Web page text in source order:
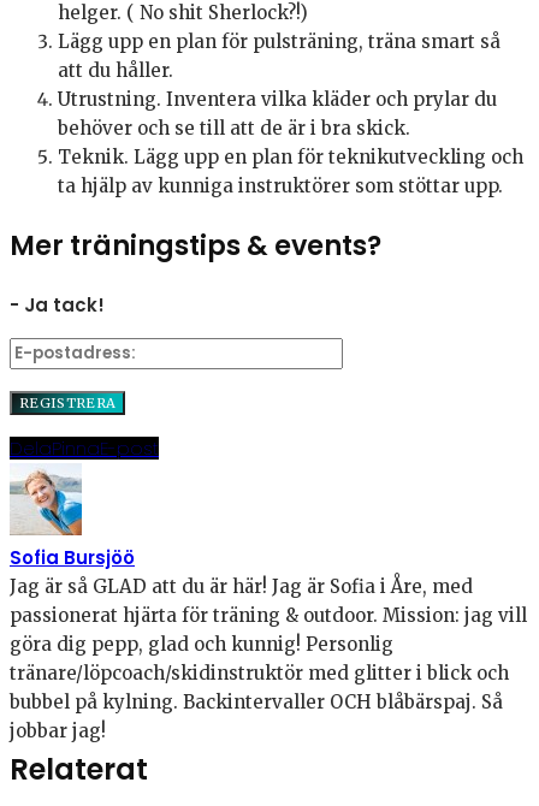
helger. ( No shit Sherlock?!)
Lägg upp en plan för pulsträning, träna smart så
att du håller.
Utrustning. Inventera vilka kläder och prylar du
behöver och se till att de är i bra skick.
Teknik. Lägg upp en plan för teknikutveckling och
ta hjälp av kunniga instruktörer som stöttar upp.
Mer träningstips & events?
- Ja tack!
DelaPinnaE-post
Sofia Bursjöö
Jag är så GLAD att du är här! Jag är Sofia i Åre, med
passionerat hjärta för träning & outdoor. Mission: jag vill
göra dig pepp, glad och kunnig! Personlig
tränare/löpcoach/skidinstruktör med glitter i blick och
bubbel på kylning. Backintervaller OCH blåbärspaj. Så
jobbar jag!
Relaterat